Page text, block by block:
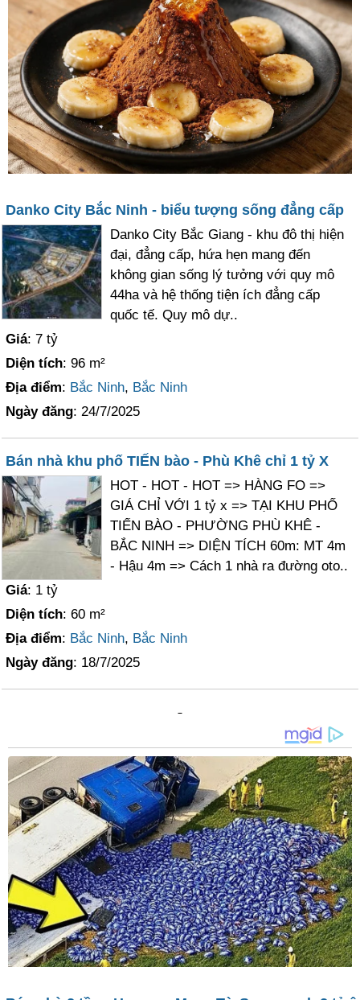
Danko City Bắc Ninh - biểu tượng sống đẳng cấp
Danko City Bắc Giang - khu đô thị hiện
đại, đẳng cấp, hứa hẹn mang đến
không gian sống lý tưởng với quy mô
44ha và hệ thống tiện ích đẳng cấp
quốc tế. Quy mô dự..
Giá: 7 tỷ
Diện tích: 96 m²
Địa điểm: Bắc Ninh, Bắc Ninh
Ngày đăng: 24/7/2025
Bán nhà khu phố TIẾN bào - Phù Khê chỉ 1 tỷ X
HOT - HOT - HOT => HÀNG FO =>
GIÁ CHỈ VỚI 1 tỷ x => TẠI KHU PHỐ
TIẾN BÀO - PHƯỜNG PHÙ KHÊ -
BẮC NINH => DIỆN TÍCH 60m: MT 4m
- Hậu 4m => Cách 1 nhà ra đường oto..
Giá: 1 tỷ
Diện tích: 60 m²
Địa điểm: Bắc Ninh, Bắc Ninh
Ngày đăng: 18/7/2025